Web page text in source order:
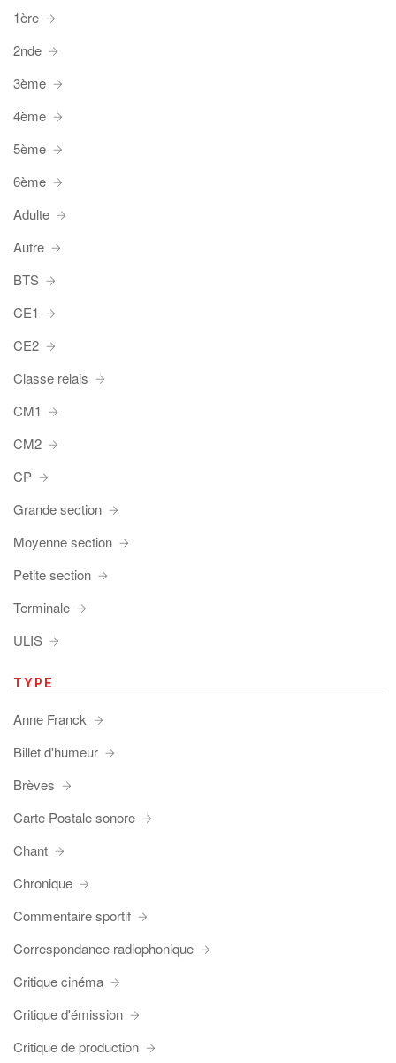
1ère
2nde
3ème
4ème
5ème
6ème
Adulte
Autre
BTS
CE1
CE2
Classe relais
CM1
CM2
CP
Grande section
Moyenne section
Petite section
Terminale
ULIS
TYPE
Anne Franck
Billet d'humeur
Brèves
Carte Postale sonore
Chant
Chronique
Commentaire sportif
Correspondance radiophonique
Critique cinéma
Critique d'émission
Critique de production